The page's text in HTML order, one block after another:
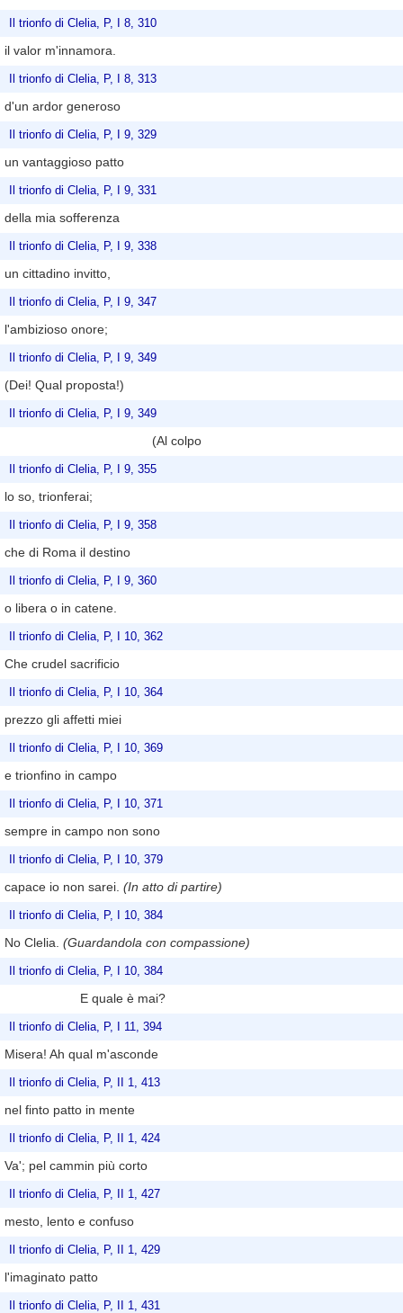
Il trionfo di Clelia, P, I 8, 310
il valor m'innamora.
Il trionfo di Clelia, P, I 8, 313
d'un ardor generoso
Il trionfo di Clelia, P, I 9, 329
un vantaggioso patto
Il trionfo di Clelia, P, I 9, 331
della mia sofferenza
Il trionfo di Clelia, P, I 9, 338
un cittadino invitto,
Il trionfo di Clelia, P, I 9, 347
l'ambizioso onore;
Il trionfo di Clelia, P, I 9, 349
(Dei! Qual proposta!)
Il trionfo di Clelia, P, I 9, 349
(Al colpo
Il trionfo di Clelia, P, I 9, 355
lo so, trionferai;
Il trionfo di Clelia, P, I 9, 358
che di Roma il destino
Il trionfo di Clelia, P, I 9, 360
o libera o in catene.
Il trionfo di Clelia, P, I 10, 362
Che crudel sacrificio
Il trionfo di Clelia, P, I 10, 364
prezzo gli affetti miei
Il trionfo di Clelia, P, I 10, 369
e trionfino in campo
Il trionfo di Clelia, P, I 10, 371
sempre in campo non sono
Il trionfo di Clelia, P, I 10, 379
capace io non sarei. (In atto di partire)
Il trionfo di Clelia, P, I 10, 384
No Clelia. (Guardandola con compassione)
Il trionfo di Clelia, P, I 10, 384
E quale è mai?
Il trionfo di Clelia, P, I 11, 394
Misera! Ah qual m'asconde
Il trionfo di Clelia, P, II 1, 413
nel finto patto in mente
Il trionfo di Clelia, P, II 1, 424
Va'; pel cammin più corto
Il trionfo di Clelia, P, II 1, 427
mesto, lento e confuso
Il trionfo di Clelia, P, II 1, 429
l'imaginato patto
Il trionfo di Clelia, P, II 1, 431